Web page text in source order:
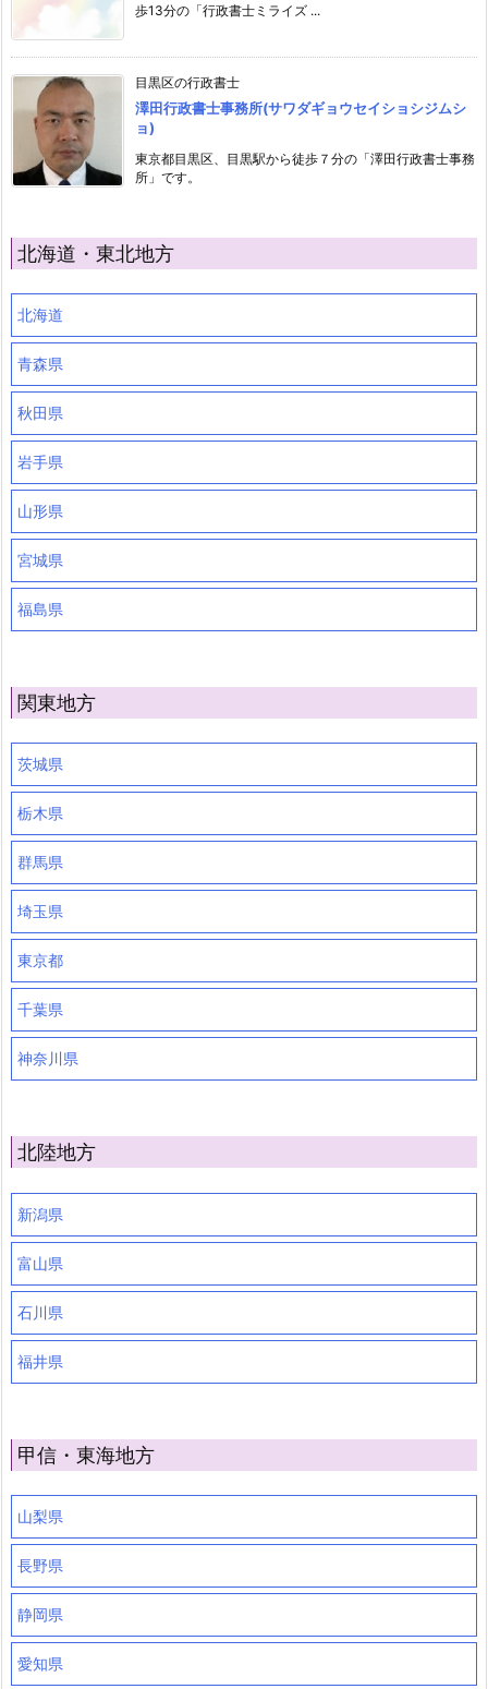
歩13分の「行政書士ミライズ ...
目黒区の行政書士
澤田行政書士事務所(サワダギョウセイショシジムシ
ョ)
東京都目黒区、目黒駅から徒歩７分の「澤田行政書士事務
所」です。
北海道・東北地方
北海道
青森県
秋田県
岩手県
山形県
宮城県
福島県
関東地方
茨城県
栃木県
群馬県
埼玉県
東京都
千葉県
神奈川県
北陸地方
新潟県
富山県
石川県
福井県
甲信・東海地方
山梨県
長野県
静岡県
愛知県